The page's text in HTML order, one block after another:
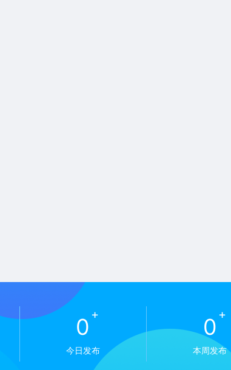
0 +
今日发布
0 +
本周发布